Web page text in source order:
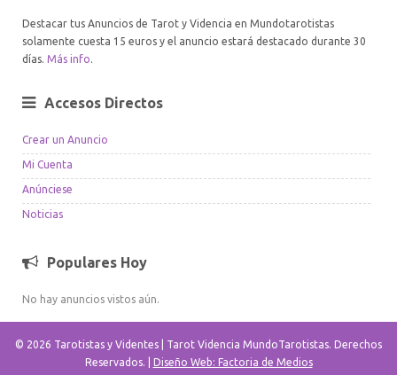
Destacar tus Anuncios de Tarot y Videncia en Mundotarotistas
solamente cuesta 15 euros y el anuncio estará destacado durante 30
días. Más info.
Accesos Directos
Crear un Anuncio
Mi Cuenta
Anúnciese
Noticias
Populares Hoy
No hay anuncios vistos aún.
© 2026 Tarotistas y Videntes | Tarot Videncia MundoTarotistas. Derechos
Reservados. |
Diseño Web: Factoria de Medios